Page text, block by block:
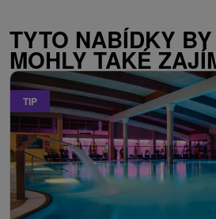
TYTO NABÍDKY
MOHLY TAKÉ
TIP